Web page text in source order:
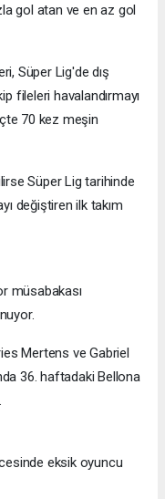
gol atan ve en az gol
Süper Lig'de dış
fileleri havalandırmayı
70 kez meşin
Süper Lig tarihinde
değiştiren ilk takım
müsabakası
Mertens ve Gabriel
36. haftadaki Bellona
eksik oyuncu